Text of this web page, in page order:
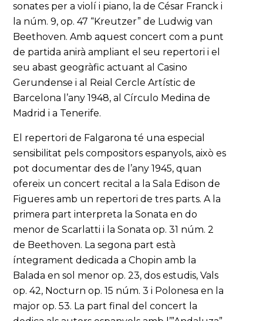
sonates per a violí i piano, la de César Franck i
la núm. 9, op. 47 “Kreutzer” de Ludwig van
Beethoven. Amb aquest concert com a punt
de partida anirà ampliant el seu repertori i el
seu abast geogràfic actuant al Casino
Gerundense i al Reial Cercle Artístic de
Barcelona l’any 1948, al Círculo Medina de
Madrid i a Tenerife.
El repertori de Falgarona té una especial
sensibilitat pels compositors espanyols, això es
pot documentar des de l’any 1945, quan
ofereix un concert recital a la Sala Edison de
Figueres amb un repertori de tres parts. A la
primera part interpreta la Sonata en do
menor de Scarlatti i la Sonata op. 31 núm. 2
de Beethoven. La segona part està
íntegrament dedicada a Chopin amb la
Balada en sol menor op. 23, dos estudis, Vals
op. 42, Nocturn op. 15 núm. 3 i Polonesa en la
major op. 53. La part final del concert la